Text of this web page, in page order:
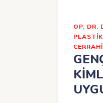
OP. DR.
CERRAHI